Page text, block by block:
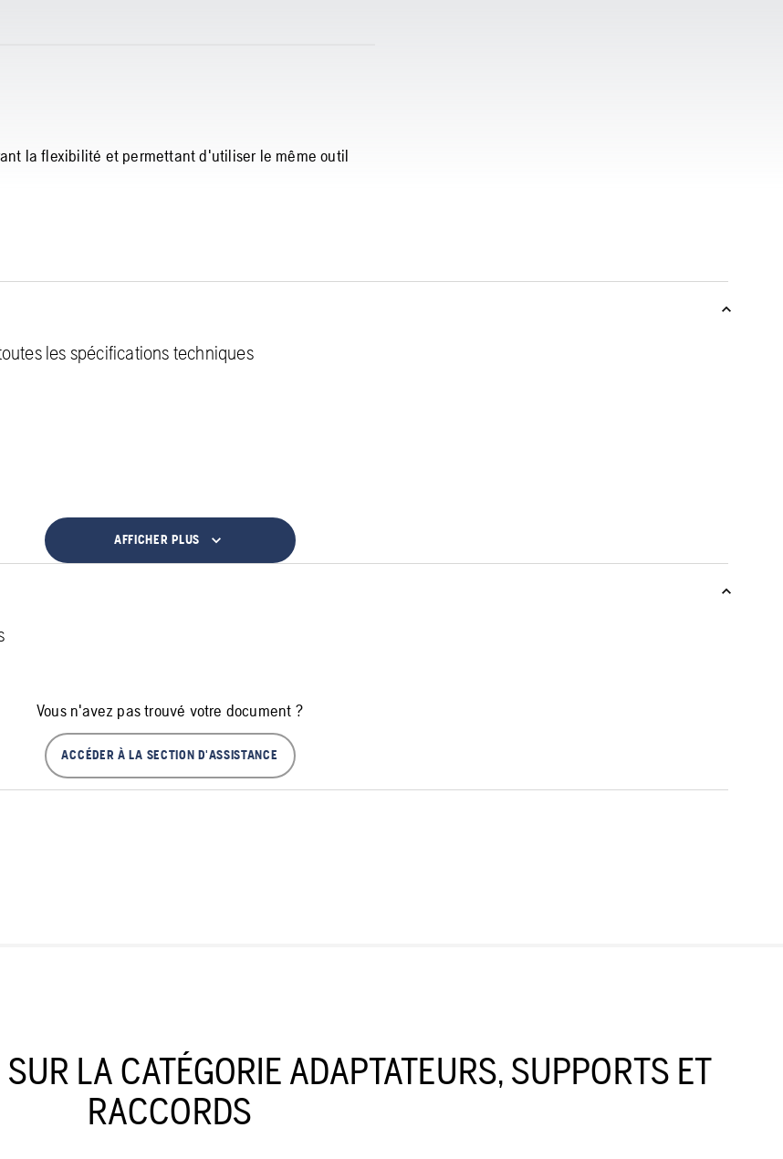
la flexibilité et permettant d'utiliser le même outil
les spécifications techniques
AFFICHER PLUS
Vous n'avez pas trouvé votre document ?
ACCÉDER À LA SECTION D'ASSISTANCE
LA CATÉGORIE ADAPTATEURS, SUPPORTS ET
RACCORDS